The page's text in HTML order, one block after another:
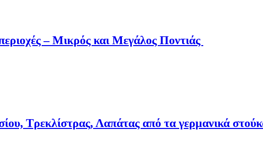
– Μικρός και Μεγάλος Ποντιάς
Τρεκλίστρας, Λαπάτας από τα γερμανικά